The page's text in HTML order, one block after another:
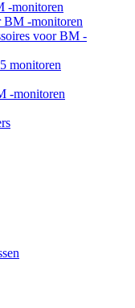
-monitoren
BM -monitoren
voor BM -
monitoren
-monitoren